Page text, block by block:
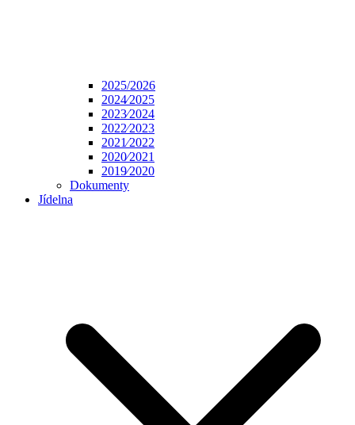
2025/2026
2024⁄2025
2023⁄2024
2022⁄2023
2021⁄2022
2020⁄2021
2019⁄2020
Dokumenty
Jídelna